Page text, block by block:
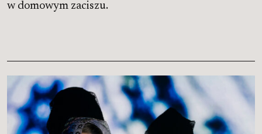
w domowym zaciszu.